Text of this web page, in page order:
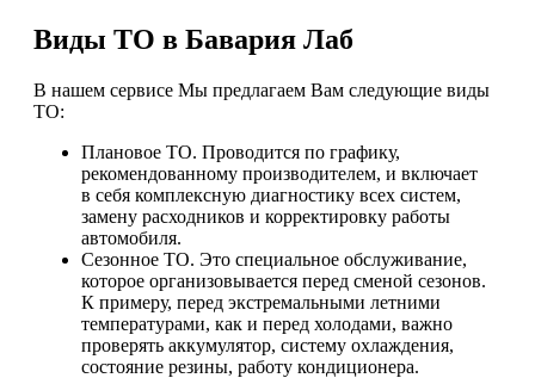
Виды ТО в Бавария Лаб
В нашем сервисе Мы предлагаем Вам следующие виды
ТО:
Плановое ТО. Проводится по графику,
рекомендованному производителем, и включает
в себя комплексную диагностику всех систем,
замену расходников и корректировку работы
автомобиля.
Сезонное ТО. Это специальное обслуживание,
которое организовывается перед сменой сезонов.
К примеру, перед экстремальными летними
температурами, как и перед холодами, важно
проверять аккумулятор, систему охлаждения,
состояние резины, работу кондиционера.